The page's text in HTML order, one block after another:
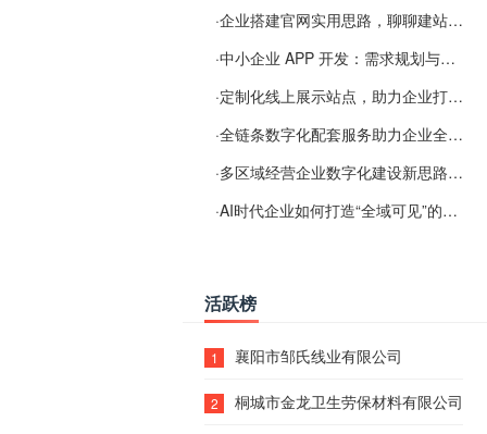
·企业搭建官网实用思路，聊聊建站容易忽视的问题
·中小企业 APP 开发：需求规划与项目落地避坑经验分享
·定制化线上展示站点，助力企业打通线上经营渠道
·全链条数字化配套服务助力企业全域线上经营
·多区域经营企业数字化建设新思路：多端载体与地域检索一体化落地思路分享
·AI时代企业如何打造“全域可见”的数字资产？梓彤超越给出新解法
活跃榜
1 襄阳市邹氏线业有限公司
2 桐城市金龙卫生劳保材料有限公司